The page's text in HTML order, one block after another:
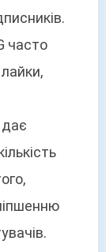
часто
дає